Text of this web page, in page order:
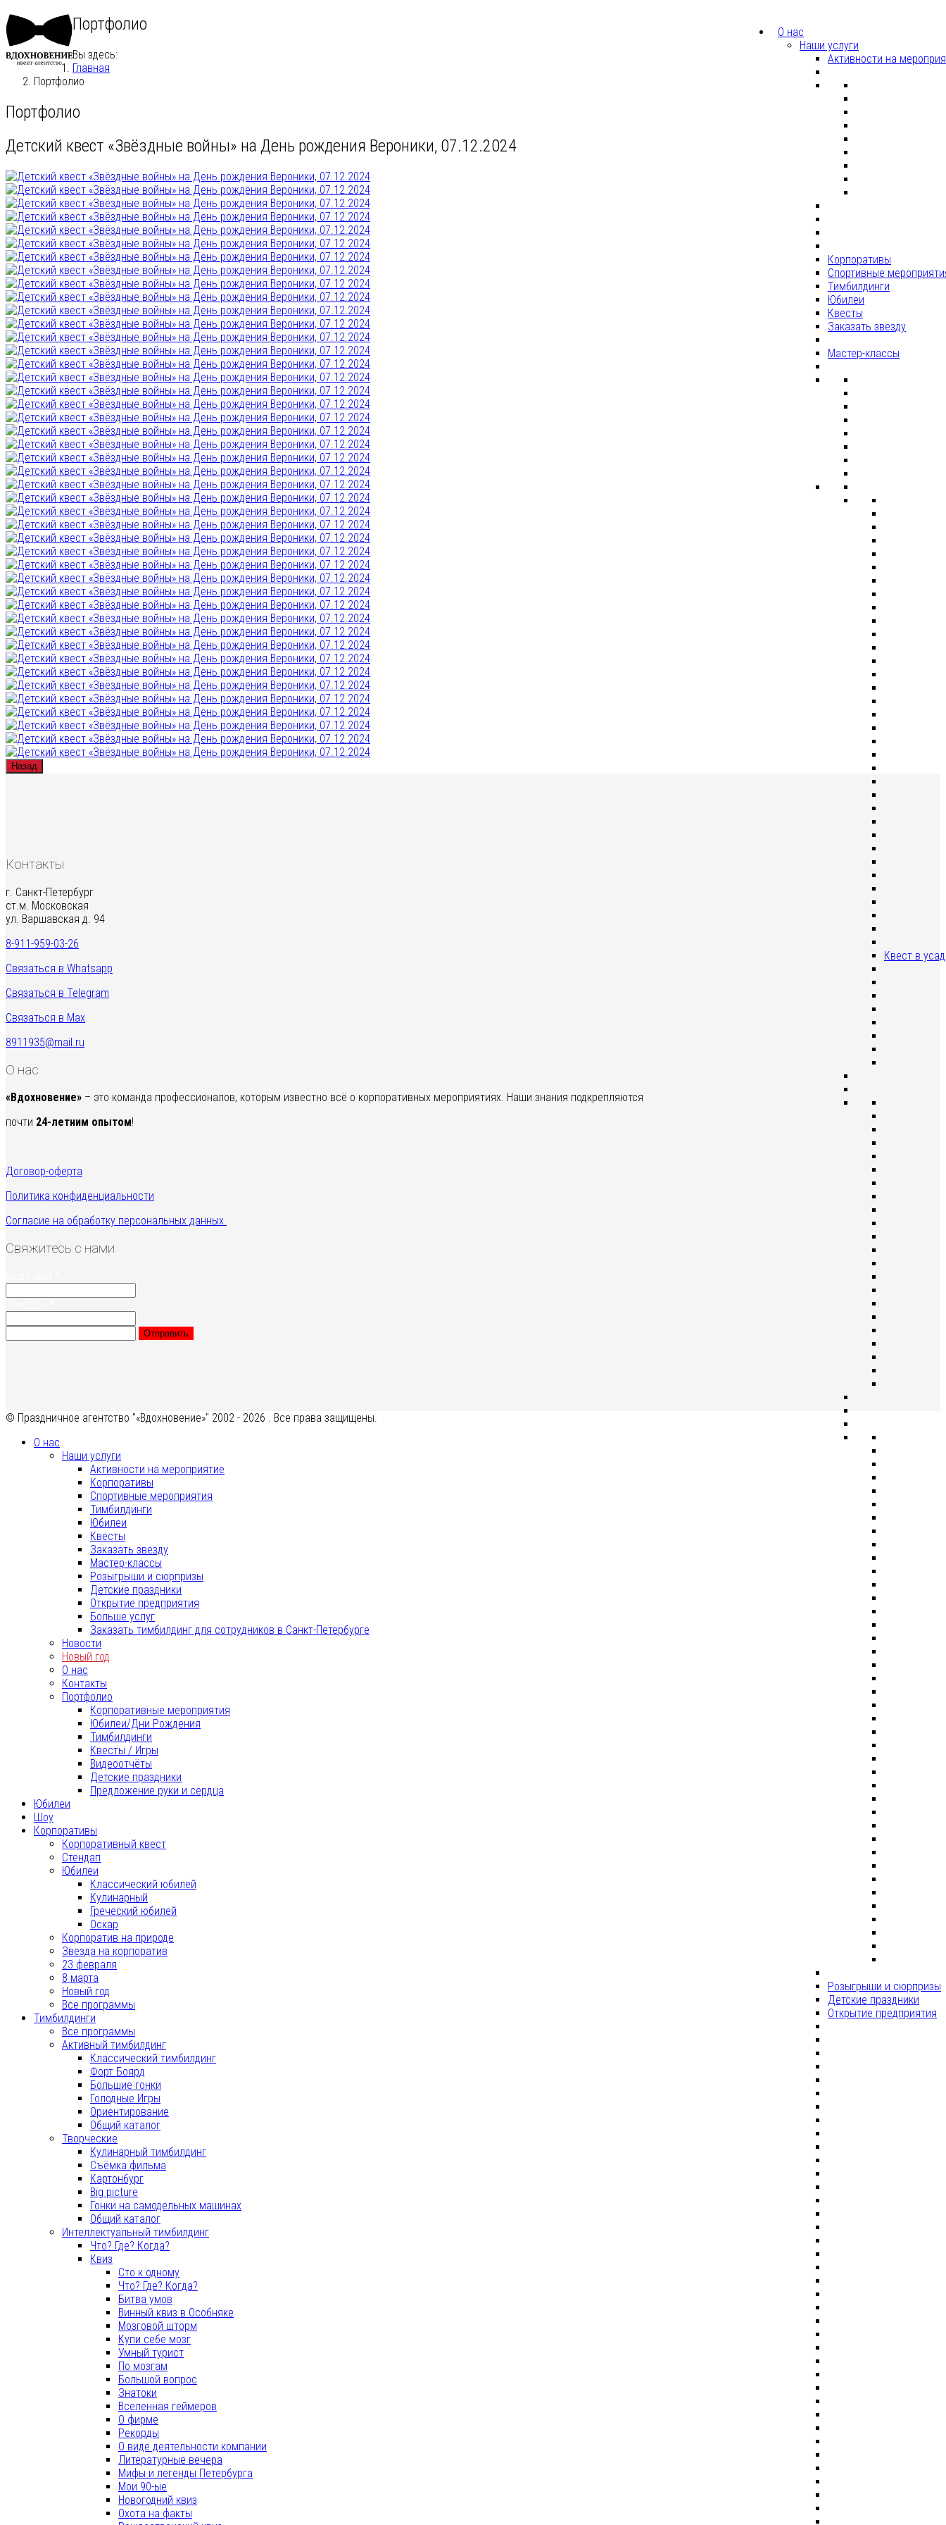
О нас
Наши услуги
Активности на
Корпоративы
Спортивные
Тимбилдинги
Юбилеи
Квесты
Заказать звезду
Мастер-классы
Квест в
Розыгрыши и сюрпризы
Детские праздники
Открытие предприятия
Портфолио
Вы здесь:
Главная
Портфолио
Портфолио
Детский квест «Звёздные войны» на День рождения Вероники, 07.12.2024
Назад
Контакты
г. Санкт-Петербург
ст.м. Московская
ул. Варшавская д. 94
8-911-959-03-26
Связаться в Whatsapp
Связаться в Telegram
Связаться в Max
8911935@mail.ru
О нас
«Вдохновение» – это команда профессионалов, которым известно всё о корпоративных мероприятиях. Наши знания подкрепляются
почти 24-летним опытом!
Договор-оферта
Политика конфиденциальности
Согласие на обработку персональных данных
Свяжитесь с нами
Отправить
© Праздничное агентство "«Вдохновение»" 2002 - 2026 . Все права защищены.
О нас
Наши услуги
Активности на мероприятие
Корпоративы
Спортивные мероприятия
Тимбилдинги
Юбилеи
Квесты
Заказать звезду
Мастер-классы
Розыгрыши и сюрпризы
Детские праздники
Открытие предприятия
Больше услуг
Заказать тимбилдинг для сотрудников в Санкт-Петербурге
Новости
Новый год
О нас
Контакты
Портфолио
Корпоративные мероприятия
Юбилеи/Дни Рождения
Тимбилдинги
Квесты / Игры
Видеоотчёты
Детские праздники
Предложение руки и сердца
Юбилеи
Шоу
Корпоративы
Корпоративный квест
Стендап
Юбилеи
Классический юбилей
Кулинарный
Греческий юбилей
Оскар
Корпоратив на природе
Звезда на корпоратив
23 февраля
8 марта
Новый год
Все программы
Тимбилдинги
Все программы
Активный тимбилдинг
Классический тимбилдинг
Форт Боярд
Большие гонки
Голодные Игры
Ориентирование
Общий каталог
Творческие
Кулинарный тимбилдинг
Съёмка фильма
Картонбург
Big picture
Гонки на самодельных машинах
Общий каталог
Интеллектуальный тимбилдинг
Что? Где? Когда?
Квиз
Сто к одному
Что? Где? Когда?
Битва умов
Винный квиз в Особняке
Мозговой шторм
Купи себе мозг
Умный турист
По мозгам
Большой вопрос
Знатоки
Вселенная геймеров
О фирме
Рекорды
О виде деятельности компании
Литературные вечера
Мифы и легенды Петербурга
Мои 90-ые
Новогодний квиз
Охота на факты